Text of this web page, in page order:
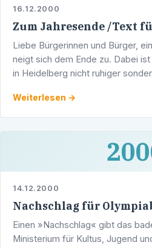
16.12.2000
Zum Jahresende /Text
Liebe Bürgerinnen und Bürger,
neigt sich dem Ende zu. Dabei
in Heidelberg nicht ruhiger
Weiterlesen →
14.12.2000
Nachschlag für
Einen »Nachschlag« gibt das
Ministerium für Kultus, Jugend